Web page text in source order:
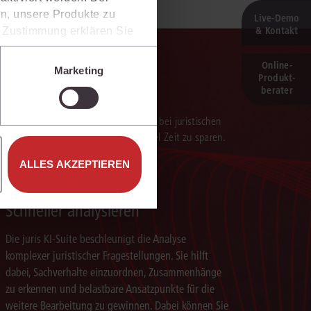
unsere Produkte zu
erklären Sie
in Drittländer (z.B.
Marketing
ALLES AKZEPTIEREN
der Ergebnisse. Sie hilft, bei juristischen
aufbauenden Textentwürfen viel Zeit zu sparen.
Schneller analysieren
Die juris KI-Suite beschleunigt die Analyse
komplexer juristischer Fragestellungen. Sie hilft
dabei, Sachverhalte einzuordnen, Zusammenhänge
zu erkennen und belastbare Ansatzpunkte für die
weitere Bearbeitung zu gewinnen. Dabei können Sie
Live‑Demo
& Kontakt
Online-
Produkt­
berater